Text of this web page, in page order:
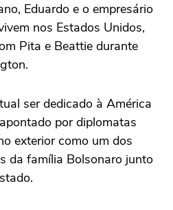
Eduardo e o empresário
nos Estados Unidos,
Pita e Beattie durante
ser dedicado à América
por diplomatas
exterior como um dos
da família Bolsonaro junto